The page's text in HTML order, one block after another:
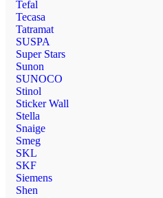
Tefal
Tecasa
Tatramat
SUSPA
Super Stars
Sunon
SUNOCO
Stinol
Sticker Wall
Stella
Snaige
Smeg
SKL
SKF
Siemens
Shen